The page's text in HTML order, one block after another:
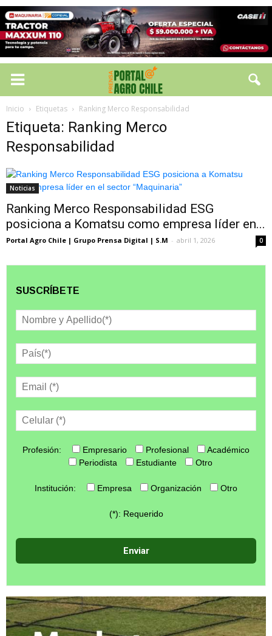
Inicio Etiquetas Ranking Merco Responsabilidad
Etiqueta: Ranking Merco
Responsabilidad
Noticias
Ranking Merco Responsabilidad ESG
posiciona a Komatsu como empresa líder en...
Portal Agro Chile | Grupo Prensa Digital | S.M - abril 1, 2026 0
SUSCRÍBETE
Profesión: Empresario Profesional
Académico
Periodista
Estudiante Otro
Institución: Empresa Organización Otro
(*): Requerido